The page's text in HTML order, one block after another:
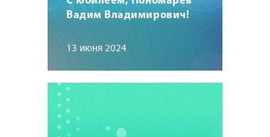
Вадим Владимирович!
13 июня 2024